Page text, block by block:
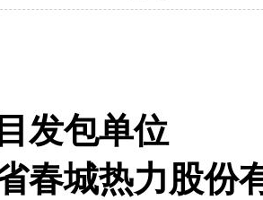
发包单位
春城热力股份